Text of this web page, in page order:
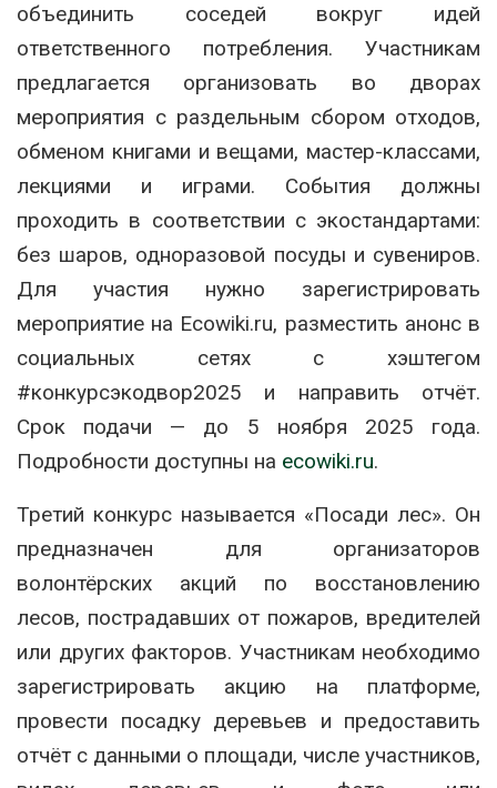
объединить соседей вокруг идей
ответственного потребления. Участникам
предлагается организовать во дворах
мероприятия с раздельным сбором отходов,
обменом книгами и вещами, мастер-классами,
лекциями и играми. События должны
проходить в соответствии с экостандартами:
без шаров, одноразовой посуды и сувениров.
Для участия нужно зарегистрировать
мероприятие на Ecowiki.ru, разместить анонс в
социальных сетях с хэштегом
#конкурсэкодвор2025 и направить отчёт.
Срок подачи — до 5 ноября 2025 года.
Подробности доступны на ecowiki.ru.
Третий конкурс называется «Посади лес». Он
предназначен для организаторов
волонтёрских акций по восстановлению
лесов, пострадавших от пожаров, вредителей
или других факторов. Участникам необходимо
зарегистрировать акцию на платформе,
провести посадку деревьев и предоставить
отчёт с данными о площади, числе участников,